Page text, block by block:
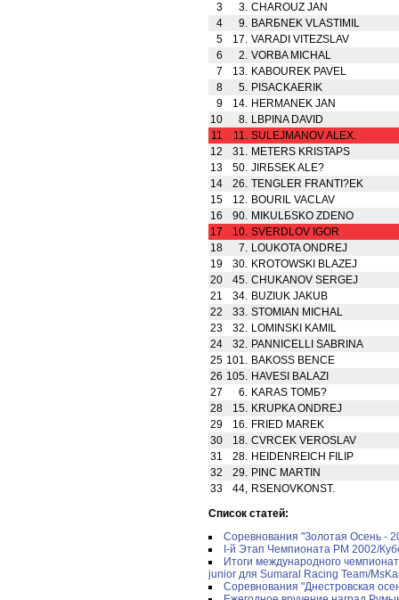
3
3. CHAROUZ JAN
4
9. BARБNEK VLASTIMIL
5
17. VARADI VITEZSLAV
6
2. VORBA MICHAL
7
13. KABOUREK PAVEL
8
5. PISACKAERIK
9
14. HERMANEK JAN
10
8. LBPINA DAVID
11
11. SULEJMANOV ALEX.
12
31. METERS KRISTAPS
13
50. JIRБSEK ALE?
14
26. TENGLER FRANTI?EK
15
12. BOURIL VACLAV
16
90. MIKULБSKO ZDENO
17
10. SVERDLOV IGOR
18
7. LOUKOTA ONDREJ
19
30. KROTOWSKI BLAZEJ
20
45. CHUKANOV SERGEJ
21
34. BUZIUK JAKUB
22
33. STOMIAN MICHAL
23
32. LOMINSKI KAMIL
24
32. PANNICELLI SABRINA
25 101. BAKOSS BENCE
26 105. HAVESI BALAZI
27
6. KARAS TOMБ?
28
15. KRUPKA ONDREJ
29
16. FRIED MAREK
30
18. CVRCEK VEROSLAV
31
28. HEIDENREICH FILIP
32
29. PINC MARTIN
33
44, RSENOVKONST.
Список статей:
Соревнования "Золотая Осень -
I-й Этап Чемпионата РМ 2002/
Итоги международного
junior для Sumaral Racing Team/
Соревнования "Днестровская